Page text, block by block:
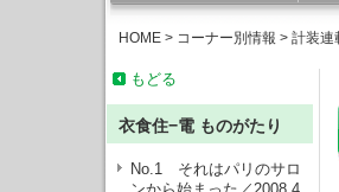
HOME > コーナー別情報 > 計装連
もどる
衣食住−電 ものがたり
No.1 それはパリのサロ